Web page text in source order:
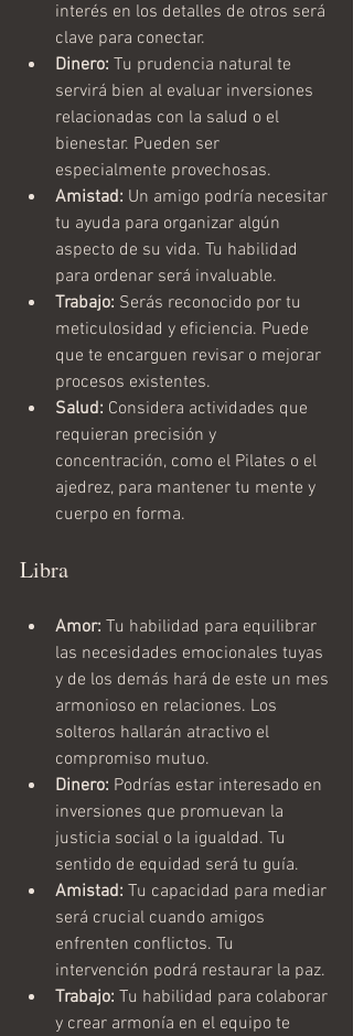
interés en los detalles de otros será
clave para conectar.
Dinero: Tu prudencia natural te
servirá bien al evaluar inversiones
relacionadas con la salud o el
bienestar. Pueden ser
especialmente provechosas.
Amistad: Un amigo podría necesitar
tu ayuda para organizar algún
aspecto de su vida. Tu habilidad
para ordenar será invaluable.
Trabajo: Serás reconocido por tu
meticulosidad y eficiencia. Puede
que te encarguen revisar o mejorar
procesos existentes.
Salud: Considera actividades que
requieran precisión y
concentración, como el Pilates o el
ajedrez, para mantener tu mente y
cuerpo en forma.
Libra
Amor: Tu habilidad para equilibrar
las necesidades emocionales tuyas
y de los demás hará de este un mes
armonioso en relaciones. Los
solteros hallarán atractivo el
compromiso mutuo.
Dinero: Podrías estar interesado en
inversiones que promuevan la
justicia social o la igualdad. Tu
sentido de equidad será tu guía.
Amistad: Tu capacidad para mediar
será crucial cuando amigos
enfrenten conflictos. Tu
intervención podrá restaurar la paz.
Trabajo: Tu habilidad para colaborar
y crear armonía en el equipo te